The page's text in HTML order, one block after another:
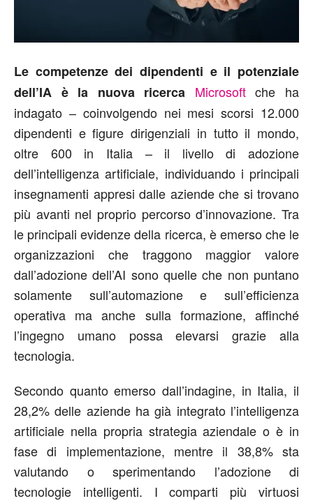
Le competenze dei dipendenti e il potenziale
dell’IA è la nuova ricerca Microsoftche ha
indagato – coinvolgendo nei mesi scorsi 12.000
dipendenti e figure dirigenziali in tutto il mondo,
oltre 600 in Italia – il livello di adozione
dell’intelligenza artificiale, individuando i principali
insegnamenti appresi dalle aziende che si trovano
più avanti nel proprio percorso d’innovazione. Tra
le principali evidenze della ricerca, è emerso che le
organizzazioni che traggono maggior valore
dall’adozione dell’AI sono quelle che non puntano
solamente sull’automazione e sull’efficienza
operativa ma anche sulla formazione, affinché
l’ingegno umano possa elevarsi grazie alla
tecnologia.
Secondo quanto emerso dall’indagine, in Italia, il
28,2% delle aziende ha già integrato l’intelligenza
artificiale nella propria strategia aziendale o è in
fase di implementazione, mentre il 38,8% sta
valutando o sperimentando l’adozione di
tecnologie intelligenti. I comparti più virtuosi